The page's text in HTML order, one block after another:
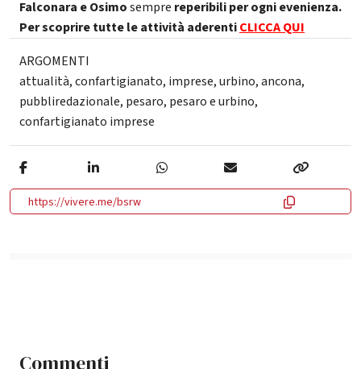
Falconara e Osimosempre reperibili per ogni evenienza.
Per scoprire tutte le attività aderentiCLICCA QUI
ARGOMENTI
attualità,confartigianato, imprese,urbino,ancona,
pubbliredazionale, pesaro, pesaro e urbino,
confartigianato imprese
https://vivere.me/bsrw
Commenti